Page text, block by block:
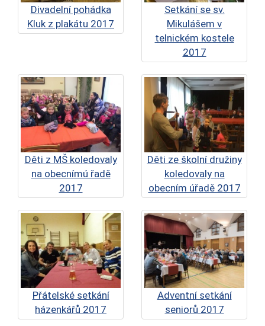
Divadelní pohádka
Kluk z plakátu 2017
Setkání se sv.
Mikulášem v
telnickém kostele
2017
Děti z MŠ koledovaly
na obecnímú řadě
2017
Děti ze školní družiny
koledovaly na
obecním úřadě 2017
Přátelské setkání
házenkářů 2017
Adventní setkání
seniorů 2017